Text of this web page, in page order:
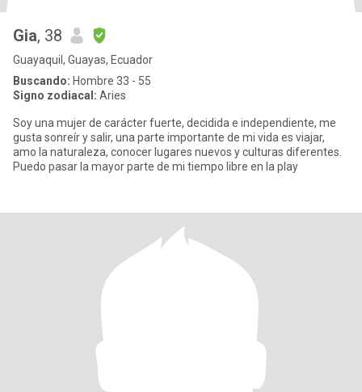
Gia, 38
Guayaquil, Guayas, Ecuador
Buscando: Hombre 33 - 55
Signo zodiacal: Aries
Soy una mujer de carácter fuerte, decidida e independiente, me
gusta sonreír y salir, una parte importante de mi vida es viajar,
amo la naturaleza, conocer lugares nuevos y culturas diferentes.
Puedo pasar la mayor parte de mi tiempo libre en la play